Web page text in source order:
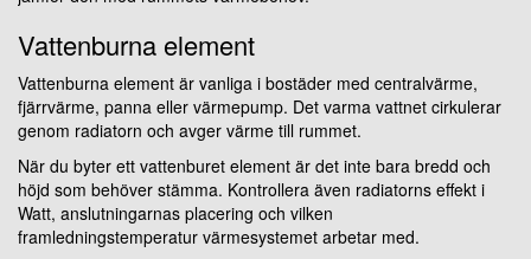
Vattenburna element
Vattenburna element är vanliga i bostäder med centralvärme,
fjärrvärme, panna eller värmepump. Det varma vattnet cirkulerar
genom radiatorn och avger värme till rummet.
När du byter ett vattenburet element är det inte bara bredd och
höjd som behöver stämma. Kontrollera även radiatorns effekt i
Watt, anslutningarnas placering och vilken
framledningstemperatur värmesystemet arbetar med.